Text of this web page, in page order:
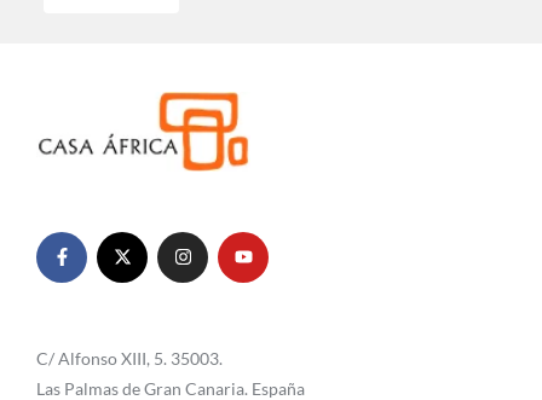
C/ Alfonso XIII, 5. 35003.
Las Palmas de Gran Canaria. España